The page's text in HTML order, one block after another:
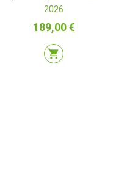
2026
Preço
189,00 €
shopping_cart